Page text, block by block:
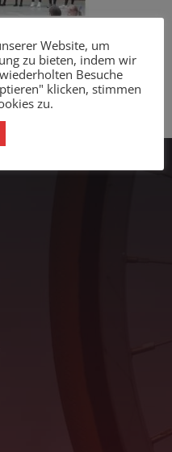
Website, um
zu bieten, indem wir
Besuche
klicken, stimmen
zu.